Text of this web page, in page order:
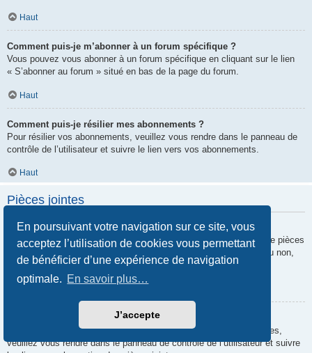
En poursuivant votre navigation sur ce site, vous
acceptez l’utilisation de cookies vous permettant
de bénéficier d’une expérience de navigation
optimale. En savoir plus…
J’accepte
Haut
Comment puis-je m’abonner à un forum spécifique ?
Vous pouvez vous abonner à un forum spécifique en cliquant sur le lien
« S’abonner au forum » situé en bas de la page du forum.
Haut
Comment puis-je résilier mes abonnements ?
Pour résilier vos abonnements, veuillez vous rendre dans le panneau de
contrôle de l’utilisateur et suivre le lien vers vos abonnements.
Haut
Pièces jointes
Quelles pièces jointes sont autorisées sur ce forum ?
Chaque administrateur peut autoriser ou interdire certains types de pièces
jointes. Si vous n’êtes pas certain de savoir ce qui est autorisé ou non,
nous vous invitons à contacter un administrateur du forum.
Comment puis-je retrouver toutes mes pièces jointes ?
Pour retrouver la liste des pièces jointes que vous avez transférées,
veuillez vous rendre dans le panneau de contrôle de l’utilisateur et suivre